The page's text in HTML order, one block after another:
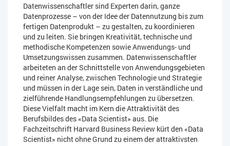
Datenwissenschaftler sind Experten darin, ganze
Datenprozesse – von der Idee der Datennutzung bis zum
fertigen Datenprodukt – zu gestalten, zu koordinieren
und zu leiten. Sie bringen Kreativität, technische und
methodische Kompetenzen sowie Anwendungs- und
Umsetzungswissen zusammen. Datenwissenschaftler
arbeiteten an der Schnittstelle von Anwendungsgebieten
und reiner Analyse, zwischen Technologie und Strategie
und müssen in der Lage sein, Daten in verständliche und
zielführende Handlungsempfehlungen zu übersetzen.
Diese Vielfalt macht im Kern die Attraktivität des
Berufsbildes des «Data Scientist» aus. Die
Fachzeitschrift Harvard Business Review kürt den «Data
Scientist» nicht ohne Grund zu einem der attraktivsten